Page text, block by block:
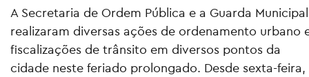
A Secretaria de Ordem Pública e a Guarda Municipal
realizaram diversas ações de ordenamento urbano
fiscalizações de trânsito em diversos pontos da
cidade neste feriado prolongado. Desde sexta-feira,